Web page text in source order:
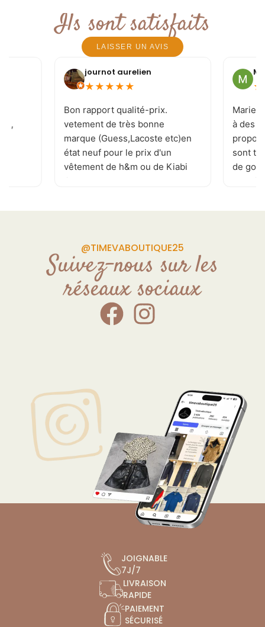
Ils sont satisfaits
LAISSER UN AVIS
! ,
journot aurelien
★ ★ ★ ★ ★
Bon rapport qualité-prix.
vetement de très bonne
marque (Guess,Lacoste etc)en
état neuf pour le prix d'un
vêtement de h&m ou de Kiabi
.je recommande . page
plusieurs fois par jour
souriante et a l'écoute de vos
demande Donc allé y sans
craintes
★
Marie-
à des
sont
de
@TIMEVABOUTIQUE25
Suivez-nous sur les
réseaux sociaux
JOIGNABLE
7J/7
LIVRAISON
RAPIDE
PAIEMENT
SÉCURISÉ